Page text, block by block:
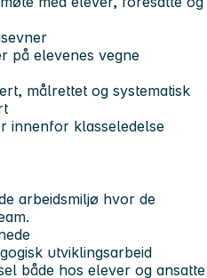
på elevenes vegne
målrettet og systematisk
innenfor klasseledelse
arbeidsmiljø hvor de
utviklingsarbeid
både hos elever og ansatte